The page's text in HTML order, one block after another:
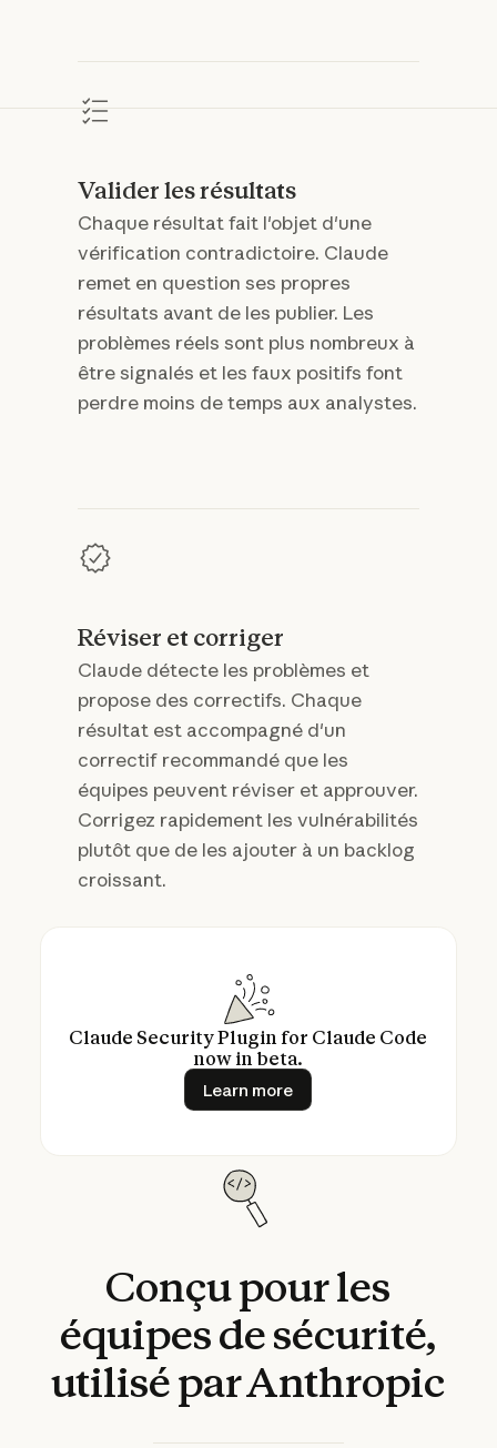
Valider les résultats
Chaque résultat fait l'objet d'une
vérification contradictoire. Claude
remet en question ses propres
résultats avant de les publier. Les
problèmes réels sont plus nombreux à
être signalés et les faux positifs font
perdre moins de temps aux analystes.
Réviser et corriger
Claude détecte les problèmes et
propose des correctifs. Chaque
résultat est accompagné d'un
correctif recommandé que les
équipes peuvent réviser et approuver.
Corrigez rapidement les vulnérabilités
plutôt que de les ajouter à un backlog
croissant.
Claude Security Plugin for Claude Code
now in beta.
Learn more
Learn more
Conçupourles
équipesdesécurité,
utiliséparAnthropic